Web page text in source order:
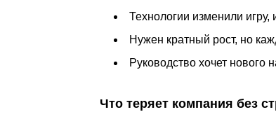
Технологии изменили
Нужен кратный рост, но
Руководство хочет
Что теряет компания без